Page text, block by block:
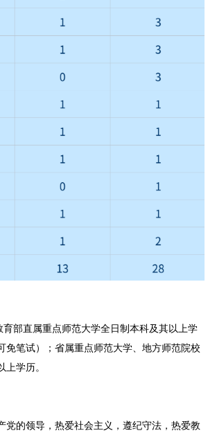
育部直属重点师范大学全日制本科及其以上学
免笔试）；省属重点师范大学、地方师范院校
上学历。
党的领导，热爱社会主义，遵纪守法，热爱教